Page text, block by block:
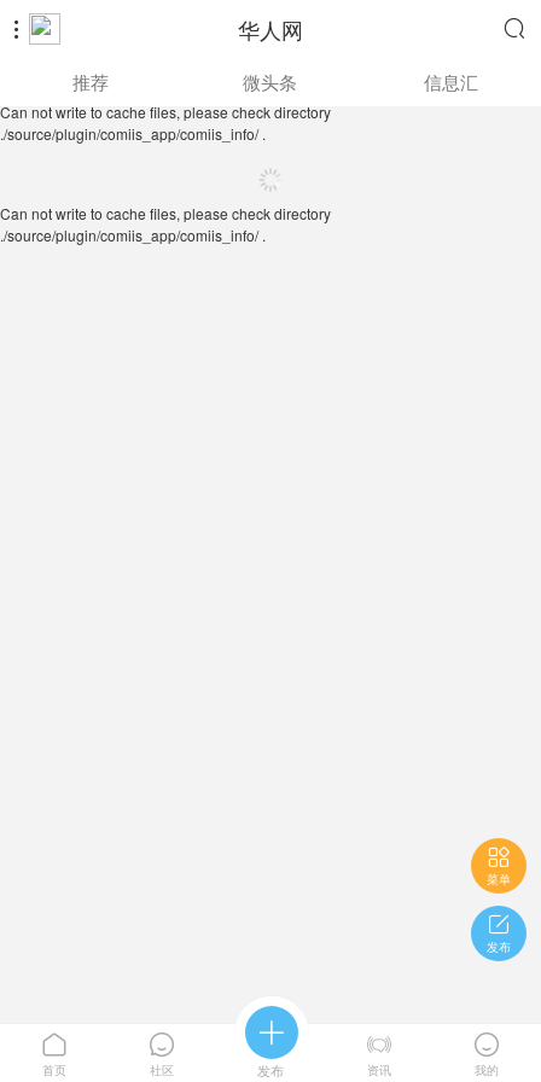
 华人网 
./source/plugin/comiis_app/comiis_info/ .
推荐 微头条 信息汇
Can not write to cache files, please check directory
./source/plugin/comiis_app/comiis_info/ .

菜单

发布

首页

社区

发布

资讯

我的
Can not write to cache files, please check directory
./source/plugin/comiis_app/comiis_info/ .